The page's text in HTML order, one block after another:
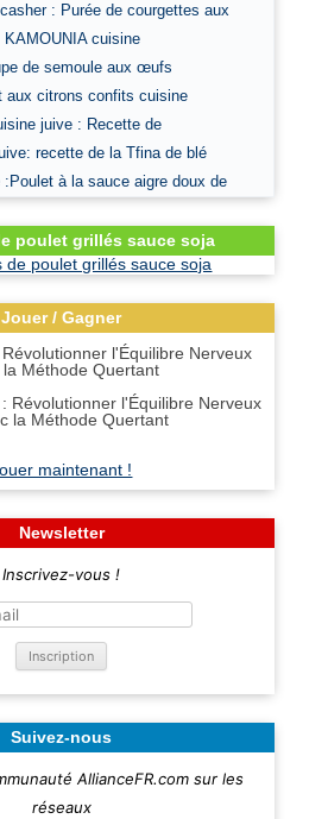
: Purée de courgettes aux
KAMOUNIA cuisine
de semoule aux œufs
aux citrons confits cuisine
juive : Recette de
recette de la Tfina de blé
:Poulet à la sauce aigre doux de
poulet grillés sauce soja
Jouer / Gagner
l'Équilibre Nerveux
la Méthode Quertant
maintenant !
Newsletter
Inscrivez-vous !
Suivez-nous
AllianceFR.com sur les
réseaux